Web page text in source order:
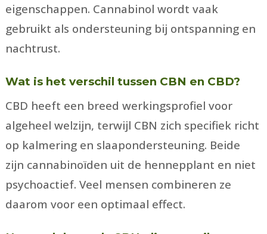
eigenschappen. Cannabinol wordt vaak
gebruikt als ondersteuning bij ontspanning en
nachtrust.
Wat is het verschil tussen CBN en CBD?
CBD heeft een breed werkingsprofiel voor
algeheel welzijn, terwijl CBN zich specifiek richt
op kalmering en slaapondersteuning. Beide
zijn cannabinoïden uit de hennepplant en niet
psychoactief. Veel mensen combineren ze
daarom voor een optimaal effect.